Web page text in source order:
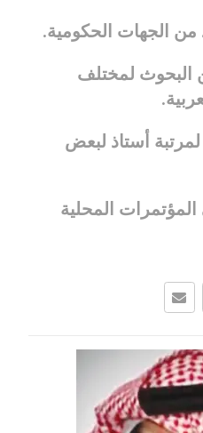
الجهات الحكومية.
البحوث لمختلف
أستاذ لبعض
المحلية